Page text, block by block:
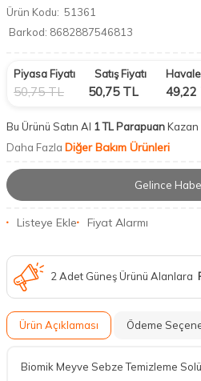
Ürün Kodu: 51361
Barkod: 8682887546813
Piyasa Fiyatı
50,75TL
Satış Fiyatı
50,75TL
Havale
49,22
Bu Ürünü Satın Al 1 TL ParapuanKazan
Daha Fazla Diğer Bakım Ürünleri
Gelince
Listeye Ekle Fiyat Alarmı
2 Adet Güneş Ürünü Alanlara
Ürün Açıklaması Ödeme
Biomik Meyve Sebze Temizleme